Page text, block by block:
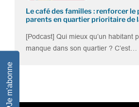
Le café des familles : renforcer le
parents en quartier prioritaire de
[Podcast] Qui mieux qu’un habitant
manque dans son quartier ? C’est…
Je m'abonne